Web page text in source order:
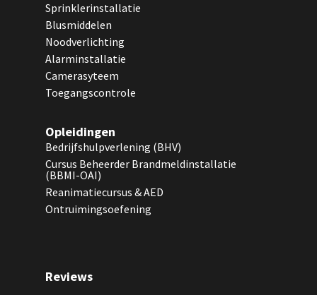
Sprinklerinstallatie
Blusmiddelen
Noodverlichting
Alarminstallatie
Camerasyteem
Toegangscontrole
Opleidingen
Bedrijfshulpverlening (BHV)
Cursus Beheerder Brandmeldinstallatie
(BBMI-OAI)
Reanimatiecursus & AED
Ontruimingsoefening
Reviews